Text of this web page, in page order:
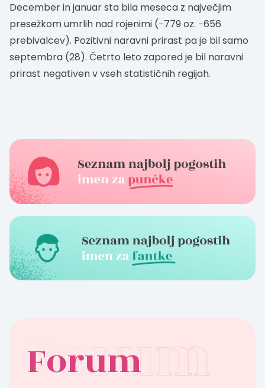
December in januar sta bila meseca z največjim
presežkom umrlih nad rojenimi (−779 oz. −656
prebivalcev). Pozitivni naravni prirast pa je bil samo
septembra (28). Četrto leto zapored je bil naravni
prirast negativen v vseh statističnih regijah.
Forum